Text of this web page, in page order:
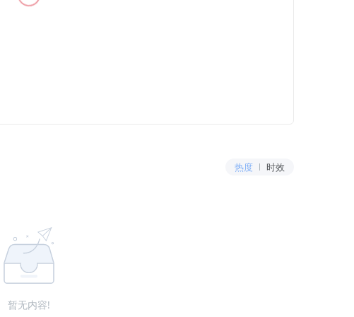
热度 时效
暂无内容!